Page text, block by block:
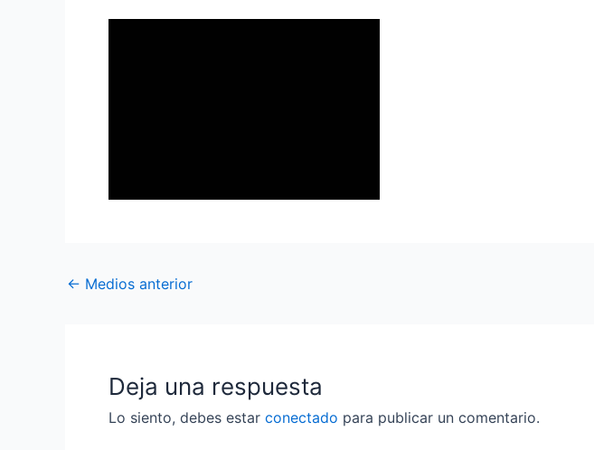
← Medios anterior
Deja una respuesta
Lo siento, debes estar conectado para publicar un comentario.